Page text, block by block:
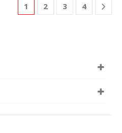
1 2 3 4
130
25mm